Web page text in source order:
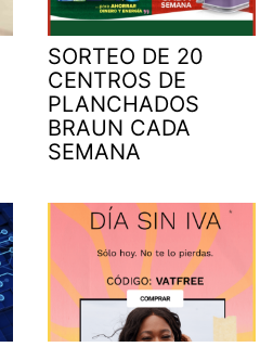
SORTEO DE 20
CENTROS DE
PLANCHADOS
BRAUN CADA
SEMANA